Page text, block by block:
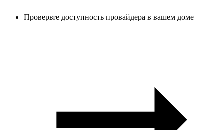
Проверьте доступность провайдера в вашем доме